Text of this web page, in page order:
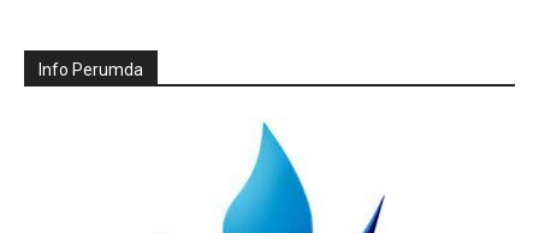
Info Perumda